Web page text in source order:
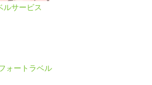
ルサービス
ォートラベル